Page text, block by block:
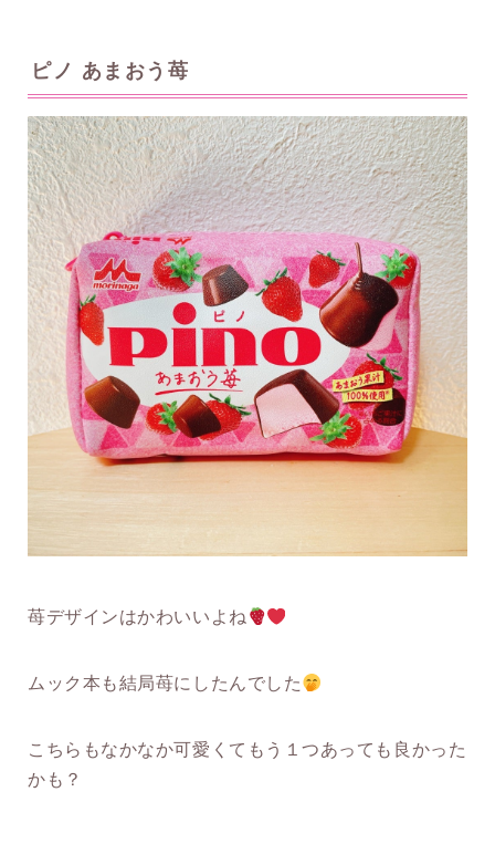
ピノ あまおう苺
苺デザインはかわいいよね
ムック本も結局苺にしたんでした
こちらもなかなか可愛くてもう１つあっても良かった
かも？